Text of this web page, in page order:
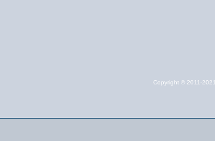
Copyright © 2011-2021